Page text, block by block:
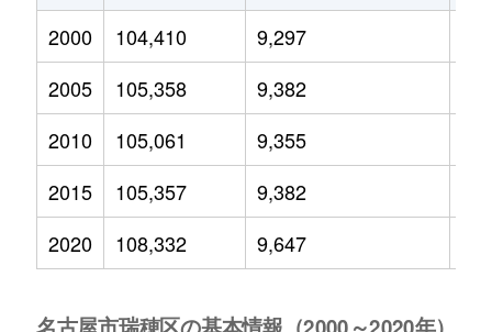
2000
104,410 9,297
2005
105,358 9,382
2010
105,061 9,355
2015
105,357 9,382
2020
108,332 9,647